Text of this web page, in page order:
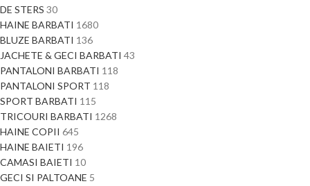
DE STERS 30
HAINE BARBATI 1680
BLUZE BARBATI 136
JACHETE & GECI BARBATI 43
PANTALONI BARBATI 118
PANTALONI SPORT 118
SPORT BARBATI 115
TRICOURI BARBATI 1268
HAINE COPII 645
HAINE BAIETI 196
CAMASI BAIETI 10
GECI SI PALTOANE 5